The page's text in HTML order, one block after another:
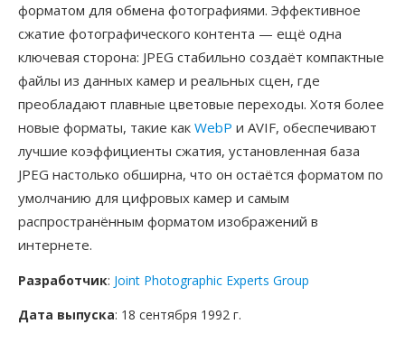
форматом для обмена фотографиями. Эффективное
сжатие фотографического контента — ещё одна
ключевая сторона: JPEG стабильно создаёт компактные
файлы из данных камер и реальных сцен, где
преобладают плавные цветовые переходы. Хотя более
новые форматы, такие как WebP и AVIF, обеспечивают
лучшие коэффициенты сжатия, установленная база
JPEG настолько обширна, что он остаётся форматом по
умолчанию для цифровых камер и самым
распространённым форматом изображений в
интернете.
Разработчик: Joint Photographic Experts Group
Дата выпуска: 18 сентября 1992 г.